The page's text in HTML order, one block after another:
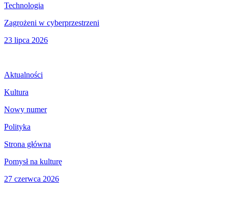
Technologia
Zagrożeni w cyberprzestrzeni
23 lipca 2026
Aktualności
Kultura
Nowy numer
Polityka
Strona główna
Pomysł na kulturę
27 czerwca 2026